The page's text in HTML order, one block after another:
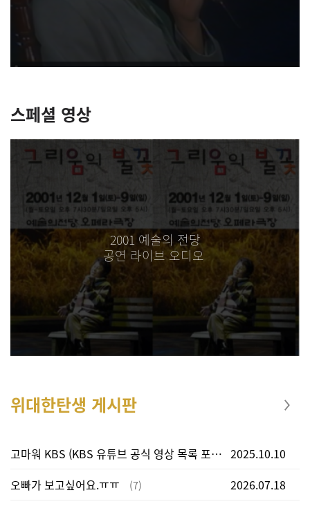
무슨일이 있었나요?? [2026.07.01]
사랑해요♡ [2026.06.07]
스페셜 영상
2001 예술의 전당
공연 라이브 오디오
위대한탄생 게시판
고마워 KBS (KBS 유튜브 공식 영상 목록 포함) (25)
2025.10.10
오빠가 보고싶어요.ㅠㅠ
(7) 2026.07.18